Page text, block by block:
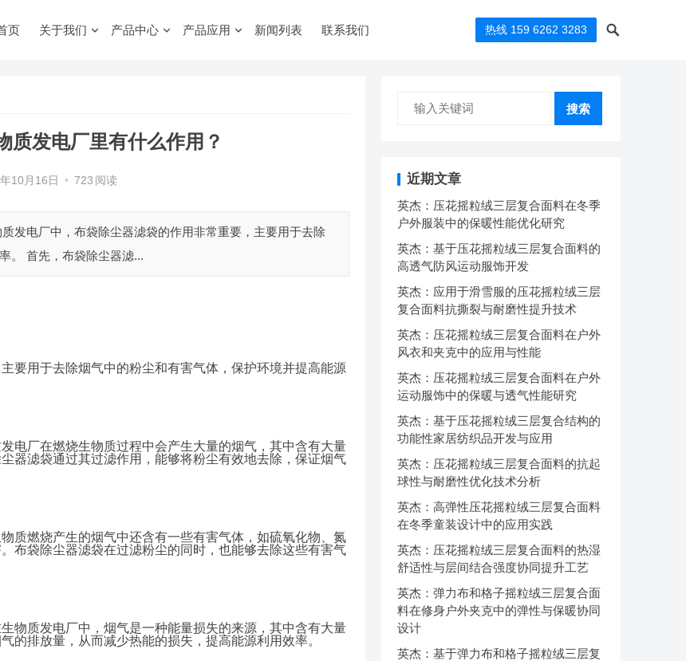
页 关于我们 产品中心 产品应用 新闻列表 联系我们 热线 159 6262 3283
质发电厂里有什么作用？
10月16日 • 723 阅读
发电厂中，布袋除尘器滤袋的作用非常重要，主要用于去除
。 首先，布袋除尘器滤...
要用于去除烟气中的粉尘和有害气体，保护环境并提高能源
电厂在燃烧生物质过程中会产生大量的烟气，其中含有大量
器滤袋通过其过滤作用，能够将粉尘有效地去除，保证烟气
质燃烧产生的烟气中还含有一些有害气体，如硫氧化物、氮
布袋除尘器滤袋在过滤粉尘的同时，也能够去除这些有害气
物质发电厂中，烟气是一种能量损失的来源，其中含有大量
的排放量，从而减少热能的损失，提高能源利用效率。
搜索
近期文章
英杰：压花摇粒绒三层复合面料在冬季
户外服装中的保暖性能优化研究
英杰：基于压花摇粒绒三层复合面料的
高透气防风运动服饰开发
英杰：应用于滑雪服的压花摇粒绒三层
复合面料抗撕裂与耐磨性提升技术
英杰：压花摇粒绒三层复合面料在户外
风衣和夹克中的应用与性能
英杰：压花摇粒绒三层复合面料在户外
运动服饰中的保暖与透气性能研究
英杰：基于压花摇粒绒三层复合结构的
功能性家居纺织品开发与应用
英杰：压花摇粒绒三层复合面料的抗起
球性与耐磨性优化技术分析
英杰：高弹性压花摇粒绒三层复合面料
在冬季童装设计中的应用实践
英杰：压花摇粒绒三层复合面料的热湿
舒适性与层间结合强度协同提升工艺
英杰：弹力布和格子摇粒绒三层复合面
料在修身户外夹克中的弹性与保暖协同
设计
英杰：基于弹力布和格子摇粒绒三层复